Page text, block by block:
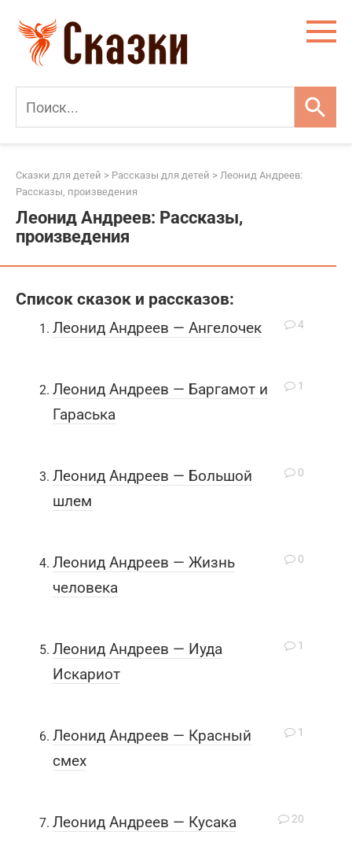
контенту
Сказки для детей > Рассказы для детей > Леонид Андреев:
Рассказы, произведения
Леонид Андреев: Рассказы,
произведения
Список сказок и рассказов:
4
Леонид Андреев — Ангелочек
1
Леонид Андреев — Баргамот и
Гараська
0
Леонид Андреев — Большой
шлем
0
Леонид Андреев — Жизнь
человека
1
Леонид Андреев — Иуда
Искариот
1
Леонид Андреев — Красный
смех
20
Леонид Андреев — Кусака